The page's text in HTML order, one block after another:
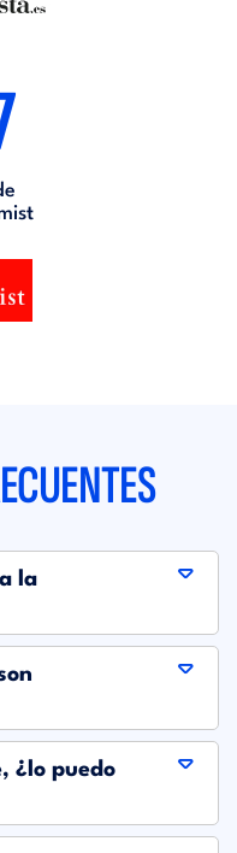
la
¿lo puedo